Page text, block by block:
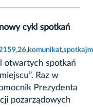
cykl spotkań
otwartych spotkań
Raz w
Prezydenta
pozarządowych